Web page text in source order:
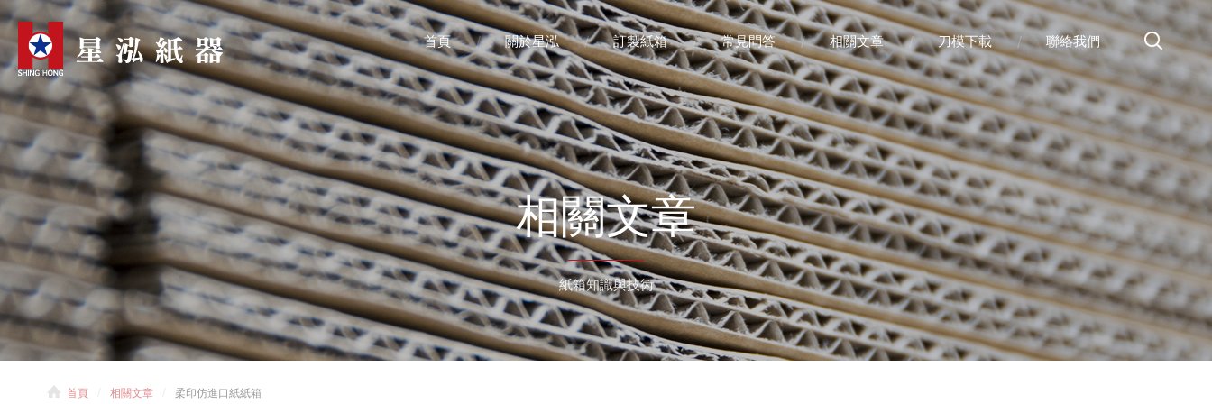
首頁 關於星泓 訂製紙箱 常見問答 相關文章 刀模下載 聯絡我們
相關文章
紙箱知識與技術
首頁 相關文章 柔印仿進口紙紙箱